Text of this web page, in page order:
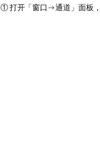
① 打开「窗口→通道」面板，